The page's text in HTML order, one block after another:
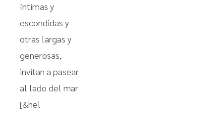
íntimas y
escondidas y
otras largas y
generosas,
invitan a pasear
al lado del mar
[&hel